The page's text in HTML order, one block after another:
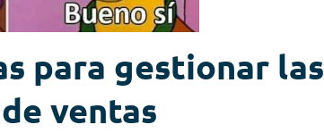
para gestionar las
ventas